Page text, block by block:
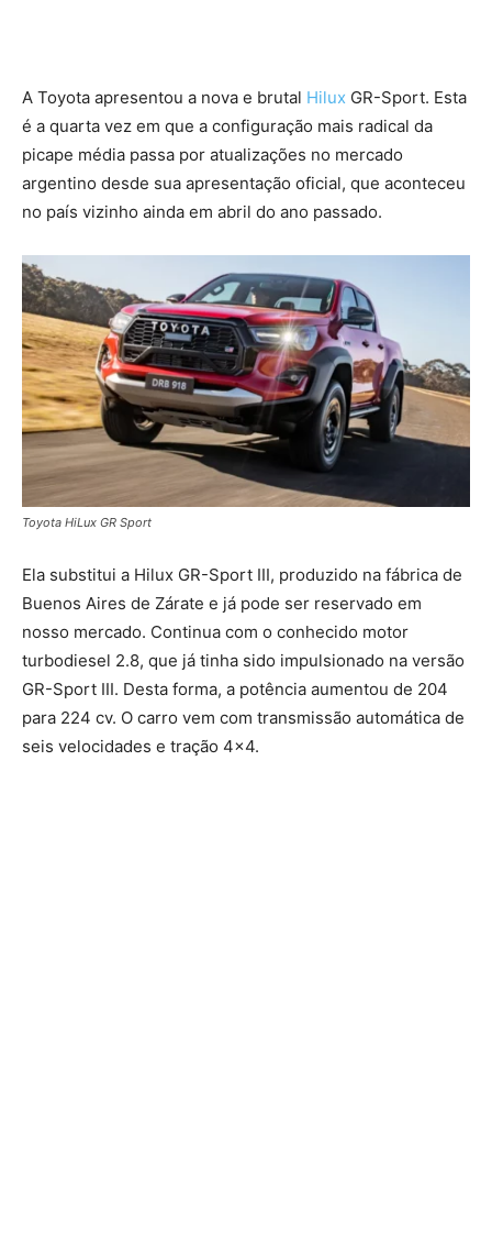
A Toyota apresentou a nova e brutal Hilux GR-Sport. Esta
é a quarta vez em que a configuração mais radical da
picape média passa por atualizações no mercado
argentino desde sua apresentação oficial, que aconteceu
no país vizinho ainda em abril do ano passado.
Toyota HiLux GR Sport
Ela substitui a Hilux GR-Sport III, produzido na fábrica de
Buenos Aires de Zárate e já pode ser reservado em
nosso mercado. Continua com o conhecido motor
turbodiesel 2.8, que já tinha sido impulsionado na versão
GR-Sport III. Desta forma, a potência aumentou de 204
para 224 cv. O carro vem com transmissão automática de
seis velocidades e tração 4×4.